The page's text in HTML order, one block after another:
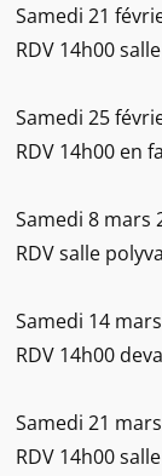
Samedi 21
RDV 14h00
Samedi 25
RDV 14h00 en
Samedi 8 mars
RDV salle
Samedi 14
RDV 14h00
Samedi 21
RDV 14h00